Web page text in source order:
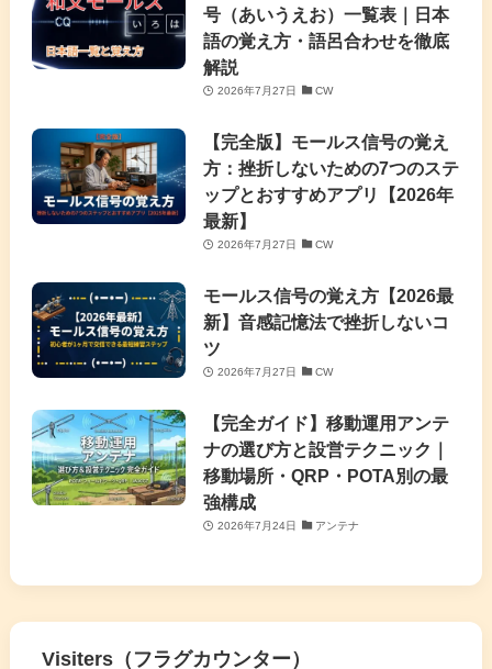
号（あいうえお）一覧表｜日本
語の覚え方・語呂合わせを徹底
解説
2026年7月27日 CW
【完全版】モールス信号の覚え
方：挫折しないための7つのステ
ップとおすすめアプリ【2026年
最新】
2026年7月27日 CW
モールス信号の覚え方【2026最
新】音感記憶法で挫折しないコ
ツ
2026年7月27日 CW
【完全ガイド】移動運用アンテ
ナの選び方と設営テクニック｜
移動場所・QRP・POTA別の最
強構成
2026年7月24日 アンテナ
Visiters（フラグカウンター）